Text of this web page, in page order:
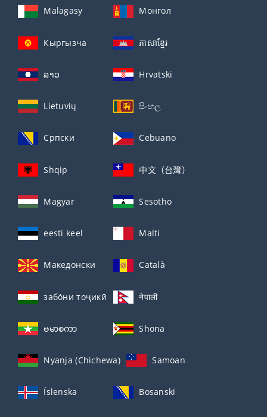
Malagasy Монгол
Кыргызча ភាសាខ្មែរ
ລາວ Hrvatski
Lietuvių සිංහල
Српски Cebuano
Shqip 中文（台灣）
Magyar Sesotho
eesti keel Malti
Македонски Català
забо́ни тоҷикӣ́ नेपाली
ဗမာစကာ Shona
Nyanja (Chichewa) Samoan
Íslenska Bosanski